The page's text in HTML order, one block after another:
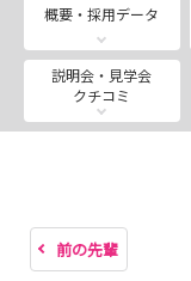
・ 2026年8月 5
・ 2026年8月13
・ 2026年8月17
・ 2026年8月24
いずれも9:50～
✿ 内容 ✿
病院の概要説明
概要・採用データ
説明会・見学会
クチコミ
前の先輩